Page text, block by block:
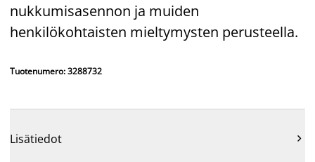
nukkumisasennon ja muiden
henkilökohtaisten mieltymysten perusteella.
Tuotenumero: 3288732
Lisätiedot 